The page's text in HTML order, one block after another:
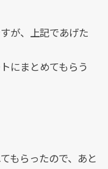
が、上記であげた
にまとめてもらう
もらったので、あと